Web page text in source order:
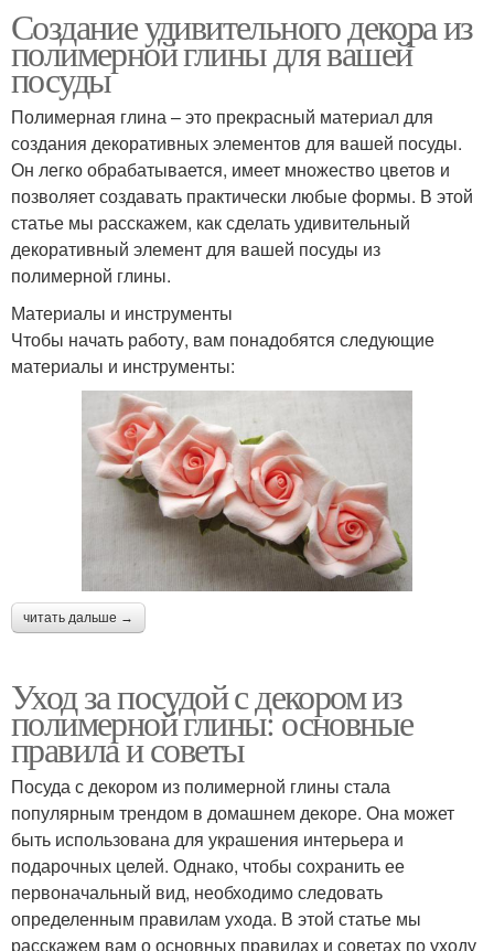
Создание удивительного декора из
полимерной глины для вашей
посуды
Полимерная глина – это прекрасный материал для
создания декоративных элементов для вашей посуды.
Он легко обрабатывается, имеет множество цветов и
позволяет создавать практически любые формы. В этой
статье мы расскажем, как сделать удивительный
декоративный элемент для вашей посуды из
полимерной глины.
Материалы и инструменты
Чтобы начать работу, вам понадобятся следующие
материалы и инструменты:
читать дальше →
Уход за посудой с декором из
полимерной глины: основные
правила и советы
Посуда с декором из полимерной глины стала
популярным трендом в домашнем декоре. Она может
быть использована для украшения интерьера и
подарочных целей. Однако, чтобы сохранить ее
первоначальный вид, необходимо следовать
определенным правилам ухода. В этой статье мы
расскажем вам о основных правилах и советах по уходу